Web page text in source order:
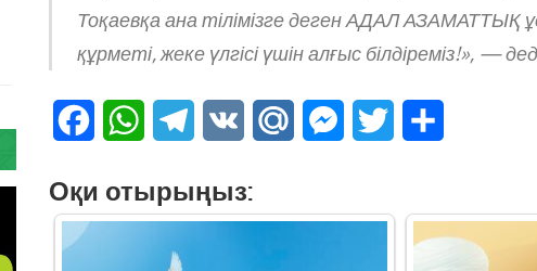
Тоқаевқа ана тілімізге деген АДАЛ АЗАМАТТЫҚ
құрметі, жеке үлгісі үшін алғыс білдіреміз!», —
FacebookWhatsAppTelegram
VK Mail.Ru Messenger
Twitter
Оқи отырыңыз: